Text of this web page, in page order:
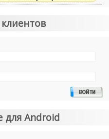
для Android